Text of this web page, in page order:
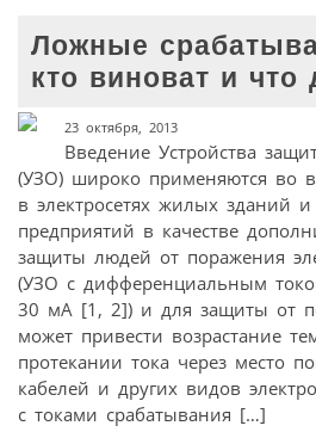
Ложные
кто виноват и что
23 октября, 2013
Введение Устройства
(УЗО) широко применяются во
в электросетях жилых зданий
предприятий в качестве
защиты людей от поражения
(УЗО с дифференциальным
30 мА [1, 2]) и для защиты от
может привести возрастание
протекании тока через место
кабелей и других видов
с токами срабатывания […]